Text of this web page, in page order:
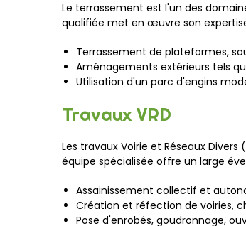
Le terrassement est l'un des
qualifiée met en œuvre son
Terrassement de plateformes,
Aménagements extérieurs tels
Utilisation d'un parc d'engins
Travaux VRD
Les travaux Voirie et Réseaux
équipe spécialisée offre un large
Assainissement collectif et
Création et réfection de voiries,
Pose d'enrobés, goudronnage,